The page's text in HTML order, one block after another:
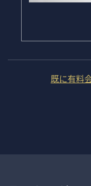
既に有料